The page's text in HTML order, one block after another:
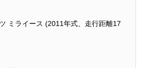
ミライース (2011年式、走行距離17